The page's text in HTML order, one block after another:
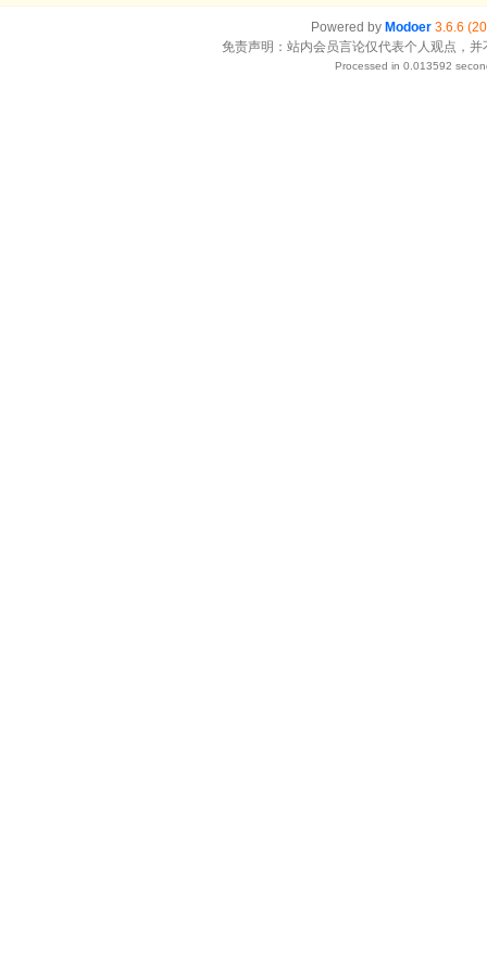
Powered by Modoer 3.6.6
免责声明：站内会员言论仅代表个人观点，
Processed in 0.013592